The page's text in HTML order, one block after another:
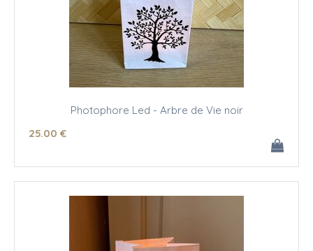
Photophore Led - Arbre de Vie noir
25.00 €